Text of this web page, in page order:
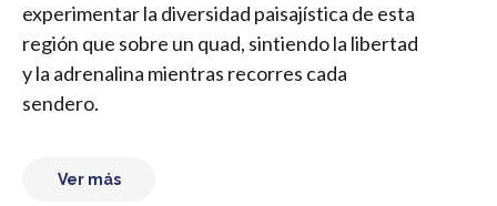
experimentar la diversidad paisajística de esta
región que sobre un quad, sintiendo la libertad
y la adrenalina mientras recorres cada
sendero.
Ver más